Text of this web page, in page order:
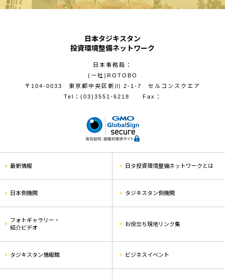
日本タジキスタン
投資環境整備ネットワーク
日本事務局：
(一社)ROTOBO
〒104-0033 東京都中央区新川 2-1-7 セルコンスクエア
Tel： (03)3551-6218 Fax：
最新情報 日タ投資環境整備ネットワークとは
日本側機関 タジキスタン側機関
フォトギャラリー・
紹介ビデオ
お役立ち現地リンク集
タジキスタン情報館 ビジネスイベント